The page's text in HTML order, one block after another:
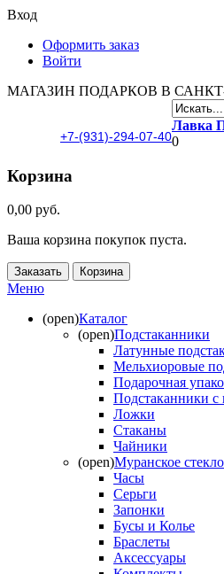
Вход
Оформить заказ
Войти
МАГАЗИН ПОДАРКОВ В
+7-(931)-294-07-40
Лавка
0
Корзина
0,00 руб.
Ваша корзина покупок пуста.
Заказать Корзина
Меню
(open)Каталог
(open)Подстаканники
Латунные
Мельхиоровые
Подарочная
Подстаканники с
Ложки
Стаканы
Чайники
(open)Муранское
Часы
Серьги
Запонки
Бусы и Колье
Браслеты
Аксессуары